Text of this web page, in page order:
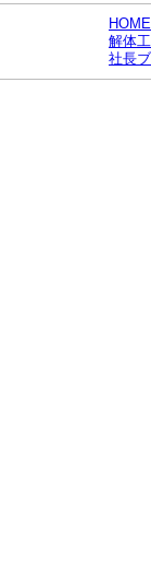
HOME
解体
社長